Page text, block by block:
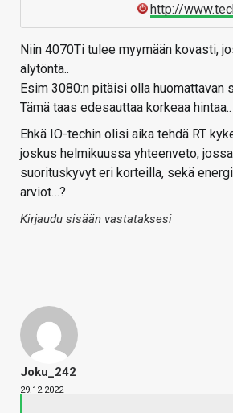
http://
Niin 4070Ti tulee myymään kovasti,
älytöntä..
Esim 3080:n pitäisi olla huomattavan
Tämä taas edesauttaa korkeaa hintaa..
Ehkä IO-techin olisi aika tehdä RT
joskus helmikuussa yhteenveto,
suorituskyvyt eri korteilla, sekä
arviot…?
Kirjaudu sisään vastataksesi
Joku_242
29.12.2022